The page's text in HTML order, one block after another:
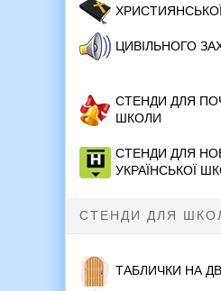
ЦИВІЛЬНОГО
СТЕНДИ ДЛЯ
ШКОЛИ
СТЕНДИ ДЛЯ
УКРАЇНСЬКОЇ
СТЕНДИ ДЛЯ
ТАБЛИЧКИ НА